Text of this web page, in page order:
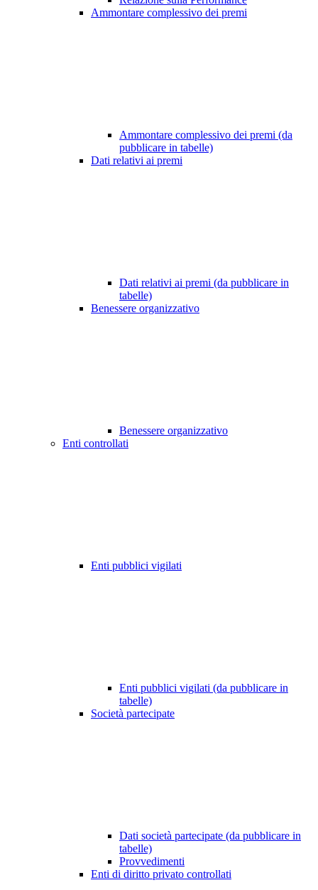
Ammontare complessivo dei premi
Ammontare complessivo dei premi (da
pubblicare in tabelle)
Dati relativi ai premi
Dati relativi ai premi (da pubblicare in
tabelle)
Benessere organizzativo
Benessere organizzativo
Enti controllati
Enti pubblici vigilati
Enti pubblici vigilati (da pubblicare in
tabelle)
Società partecipate
Dati società partecipate (da pubblicare in
tabelle)
Provvedimenti
Enti di diritto privato controllati